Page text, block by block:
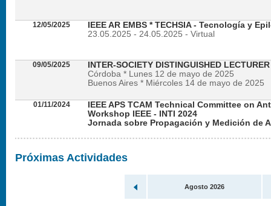
12/05/2025
IEEE AR EMBS * TECHSIA - Tecnología y
23.05.2025 - 24.05.2025 - Virtual
09/05/2025
INTER-SOCIETY DISTINGUISHED
Córdoba * Lunes 12 de mayo de 2025
Buenos Aires * Miércoles 14 de mayo de 2025
01/11/2024
IEEE APS TCAM Technical Committee on
Workshop IEEE - INTI 2024
Jornada sobre Propagación y Medición de
Próximas Actividades
Agosto 2026